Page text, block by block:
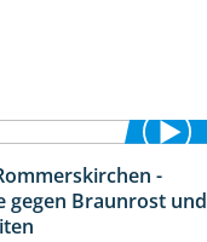
6:11
-
gegen Braunrost und